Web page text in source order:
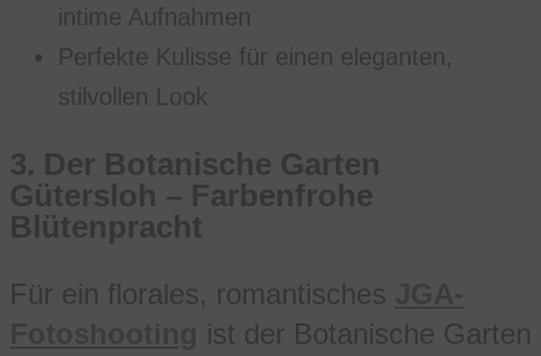
intime Aufnahmen
Perfekte Kulisse für einen eleganten,
stilvollen Look
3. Der Botanische Garten
Gütersloh – Farbenfrohe
Blütenpracht
Für ein florales, romantisches
ist der Botanische Garten